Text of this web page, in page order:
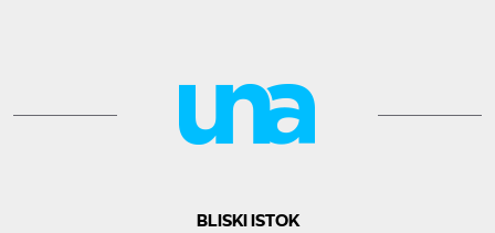
BLISKI ISTOK